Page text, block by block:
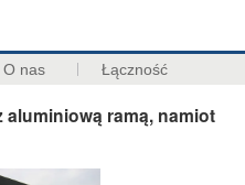
O nas Łączność
ramą, namiot